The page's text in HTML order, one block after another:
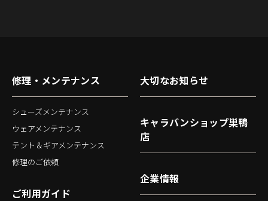
修理・メンテナンス
シューズメンテナンス
ウェアメンテナンス
テント＆ギアメンテナンス
修理のご依頼
ご利用ガイド
大切なお知らせ
キャラバンショップ巣鴨
店
企業情報